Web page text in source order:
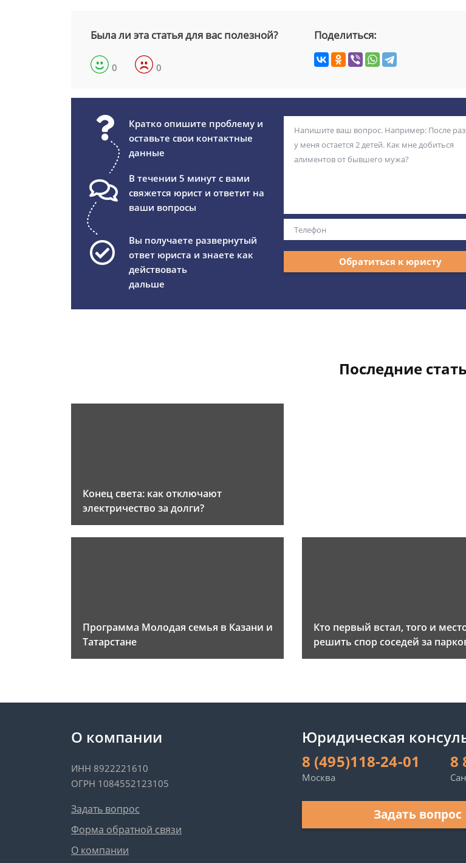
Была ли эта статья для вас полезной?
0 0
Поделиться:
Кратко опишите проблему и
оставьте свои контактные
данные
В течении 5 минут с вами
свяжется юрист и ответит на
ваши вопросы
Вы получаете развернутый
ответ юриста и знаете как
действовать
дальше
Обратиться к юристу
Последние
Конец света: как отключают
электричество за долги?
Программа Молодая семья в Казани и
Татарстане
Кто первый встал, того и
решить спор соседей за
О компании
ИНН 8922221610
ОГРН 1084552123105
Задать вопрос
Форма обратной связи
О компании
Юридическая
8 (495)118-24-01
Москва
8
Задать вопрос